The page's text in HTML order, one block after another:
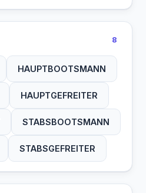
8
HAUPTBOOTSMANN
HAUPTGEFREITER
STABSBOOTSMANN
STABSGEFREITER